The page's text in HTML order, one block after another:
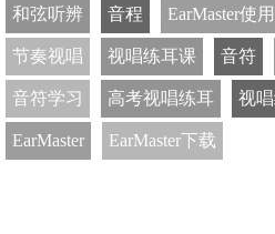
和弦听辨 音程 EarMaster使
节奏视唱 视唱练耳课 音符
音符学习 高考视唱练耳 视
EarMaster EarMaster下载